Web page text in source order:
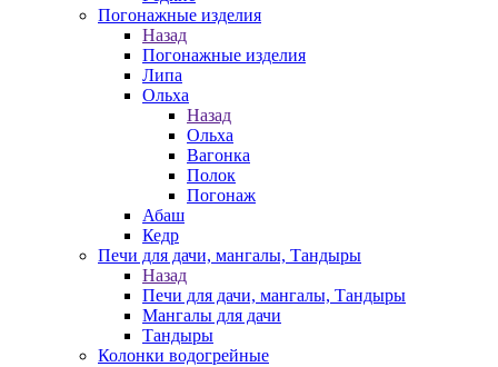
Погонажные изделия
Назад
Погонажные изделия
Липа
Ольха
Назад
Ольха
Вагонка
Полок
Погонаж
Абаш
Кедр
Печи для дачи, мангалы, Тандыры
Назад
Печи для дачи, мангалы, Тандыры
Мангалы для дачи
Тандыры
Колонки водогрейные